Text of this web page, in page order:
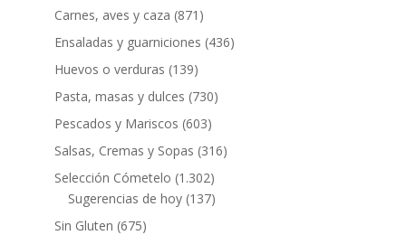
Carnes, aves y caza (871)
Ensaladas y guarniciones (436)
Huevos o verduras (139)
Pasta, masas y dulces (730)
Pescados y Mariscos (603)
Salsas, Cremas y Sopas (316)
Selección Cómetelo (1.302)
Sugerencias de hoy(137)
Sin Gluten (675)